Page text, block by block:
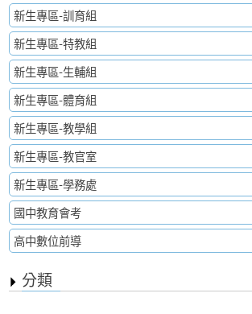
新生專區-訓育組
新生專區-特教組
新生專區-生輔組
新生專區-體育組
新生專區-教學組
新生專區-教官室
新生專區-學務處
國中教育會考
高中數位前導
分類